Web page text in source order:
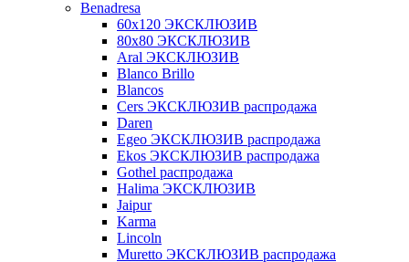
Benadresa
60х120 ЭКСКЛЮЗИВ
80х80 ЭКСКЛЮЗИВ
Aral ЭКСКЛЮЗИВ
Blanco Brillo
Blancos
Cers ЭКСКЛЮЗИВ распродажа
Daren
Egeo ЭКСКЛЮЗИВ распродажа
Ekos ЭКСКЛЮЗИВ распродажа
Gothel распродажа
Halima ЭКСКЛЮЗИВ
Jaipur
Karma
Lincoln
Muretto ЭКСКЛЮЗИВ распродажа